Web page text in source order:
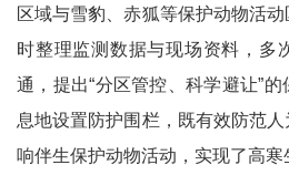
区域与雪豹、赤狐等保护动物活
时整理监测数据与现场资料，多
通，提出“分区管控、科学避让”
息地设置防护围栏，既有效防范
响伴生保护动物活动，实现了高寒